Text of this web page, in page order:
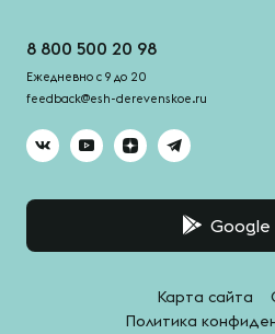
8 800 500 20 98
Ежедневно с 9 до 20
feedback@esh-derevenskoe.ru
Google
Карта сайта
Политика